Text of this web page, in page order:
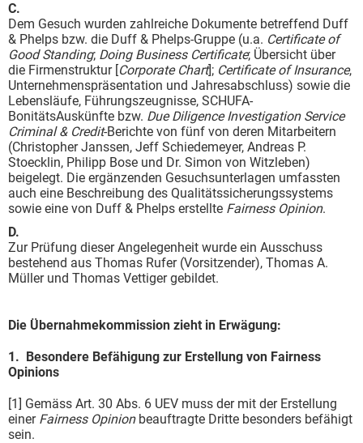
C.
Dem Gesuch wurden zahlreiche Dokumente betreffend Duff
& Phelps bzw. die Duff & Phelps-Gruppe (u.a. Certificate of
Good Standing; Doing Business Certificate; Übersicht über
die Firmenstruktur [Corporate Chart]; Certificate of Insurance,
Unternehmenspräsentation und Jahresabschluss) sowie die
Lebensläufe, Führungszeugnisse, SCHUFA-
BonitätsAuskünfte bzw. Due Diligence Investigation Service
Criminal & Credit-Berichte von fünf von deren Mitarbeitern
(Christopher Janssen, Jeff Schiedemeyer, Andreas P.
Stoecklin, Philipp Bose und Dr. Simon von Witzleben)
beigelegt. Die ergänzenden Gesuchsunterlagen umfassten
auch eine Beschreibung des Qualitätssicherungssystems
sowie eine von Duff & Phelps erstellte Fairness Opinion.
D.
Zur Prüfung dieser Angelegenheit wurde ein Ausschuss
bestehend aus Thomas Rufer (Vorsitzender), Thomas A.
Müller und Thomas Vettiger gebildet.
Die Übernahmekommission zieht in Erwägung:
1. Besondere Befähigung zur Erstellung von Fairness
Opinions
[1] Gemäss Art. 30 Abs. 6 UEV muss der mit der Erstellung
einer Fairness Opinionbeauftragte Dritte besonders befähigt
sein.